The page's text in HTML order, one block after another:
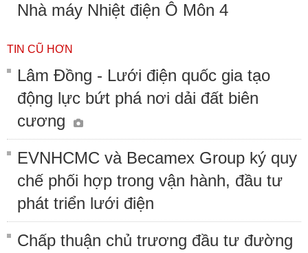
Nhà máy Nhiệt điện Ô Môn 4
TIN CŨ HƠN
Lâm Đồng - Lưới điện quốc gia tạo
động lực bứt phá nơi dải đất biên
cương
EVNHCMC và Becamex Group ký quy
chế phối hợp trong vận hành, đầu tư
phát triển lưới điện
Chấp thuận chủ trương đầu tư đường